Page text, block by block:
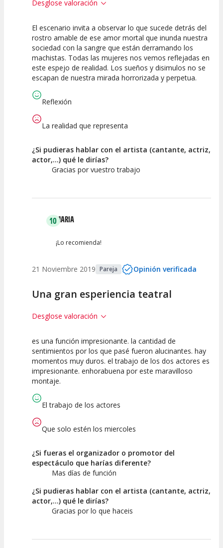
Desglose valoración
10
Calidad del
Espectáculo
10
Puesta en
Escena
10
Interpretación
artística
El escenario invita a observar lo que sucede detrás del
rostro amable de ese amor mortal que inunda nuestra
sociedad con la sangre que están derramando los
machistas. Todas las mujeres nos vemos reflejadas en
este espejo de realidad. Los sueños y disimulos no se
escapan de nuestra mirada horrorizada y perpetua.
Reflexión
La realidad que representa
¿Si pudieras hablar con el artista (cantante, actriz,
actor,...) qué le dirías?
Gracias por vuestro trabajo
10MARIA
¡Lo recomienda!
21 Noviembre 2019 Pareja Opinión verificada
Una gran esperiencia teatral
Desglose valoración
10
Calidad del
Espectáculo
10
Puesta en
Escena
10
Interpretación
artística
es una función impresionante. la cantidad de
sentimientos por los que pasé fueron alucinantes. hay
momentos muy duros. el trabajo de los dos actores es
impresionante. enhorabuena por este maravilloso
montaje.
El trabajo de los actores
Que solo estén los miercoles
¿Si fueras el organizador o promotor del
espectáculo que harías diferente?
Mas días de función
¿Si pudieras hablar con el artista (cantante, actriz,
actor,...) qué le dirías?
Gracias por lo que haceis